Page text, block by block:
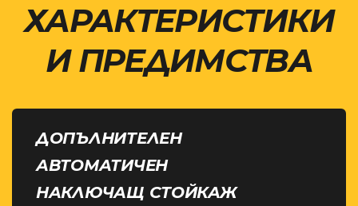
ХАРАКТЕРИСТИКИ
И ПРЕДИМСТВА
ДОПЪЛНИТЕЛЕН
АВТОМАТИЧЕН
НАКЛЮЧАЩ СТОЙКАЖ